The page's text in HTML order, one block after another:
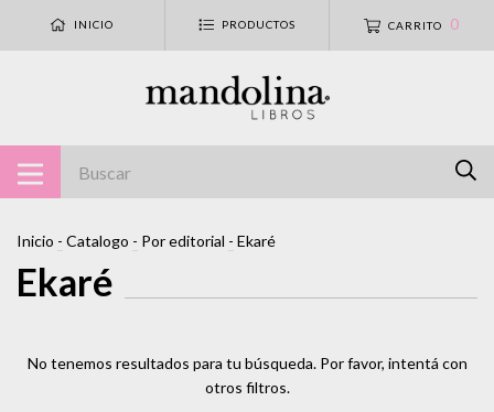
INICIO PRODUCTOS CARRITO 0
Inicio - Catalogo - Por editorial - Ekaré
Ekaré
No tenemos resultados para tu búsqueda. Por favor, intentá con
otros filtros.